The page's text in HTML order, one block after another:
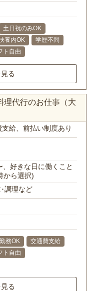
土日祝のみOK
養内OK
学歴不問
ト自由
る
理代行のお仕事（大
支給、前払い制度あり
好きな日に働くこと
から選択)
調理など
務OK
交通費支給
ト自由
る